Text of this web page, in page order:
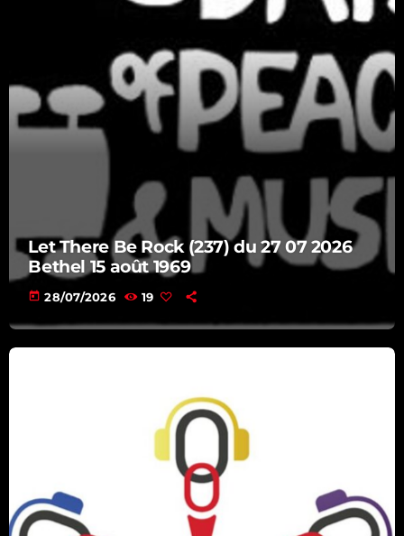
Playlists Musicales
00:00 - 08:00
RFI
08:15 - 09:00
Let There Be Rock (237) du 27 07 2026
Bethel 15 août 1969
today 28/07/2026 19